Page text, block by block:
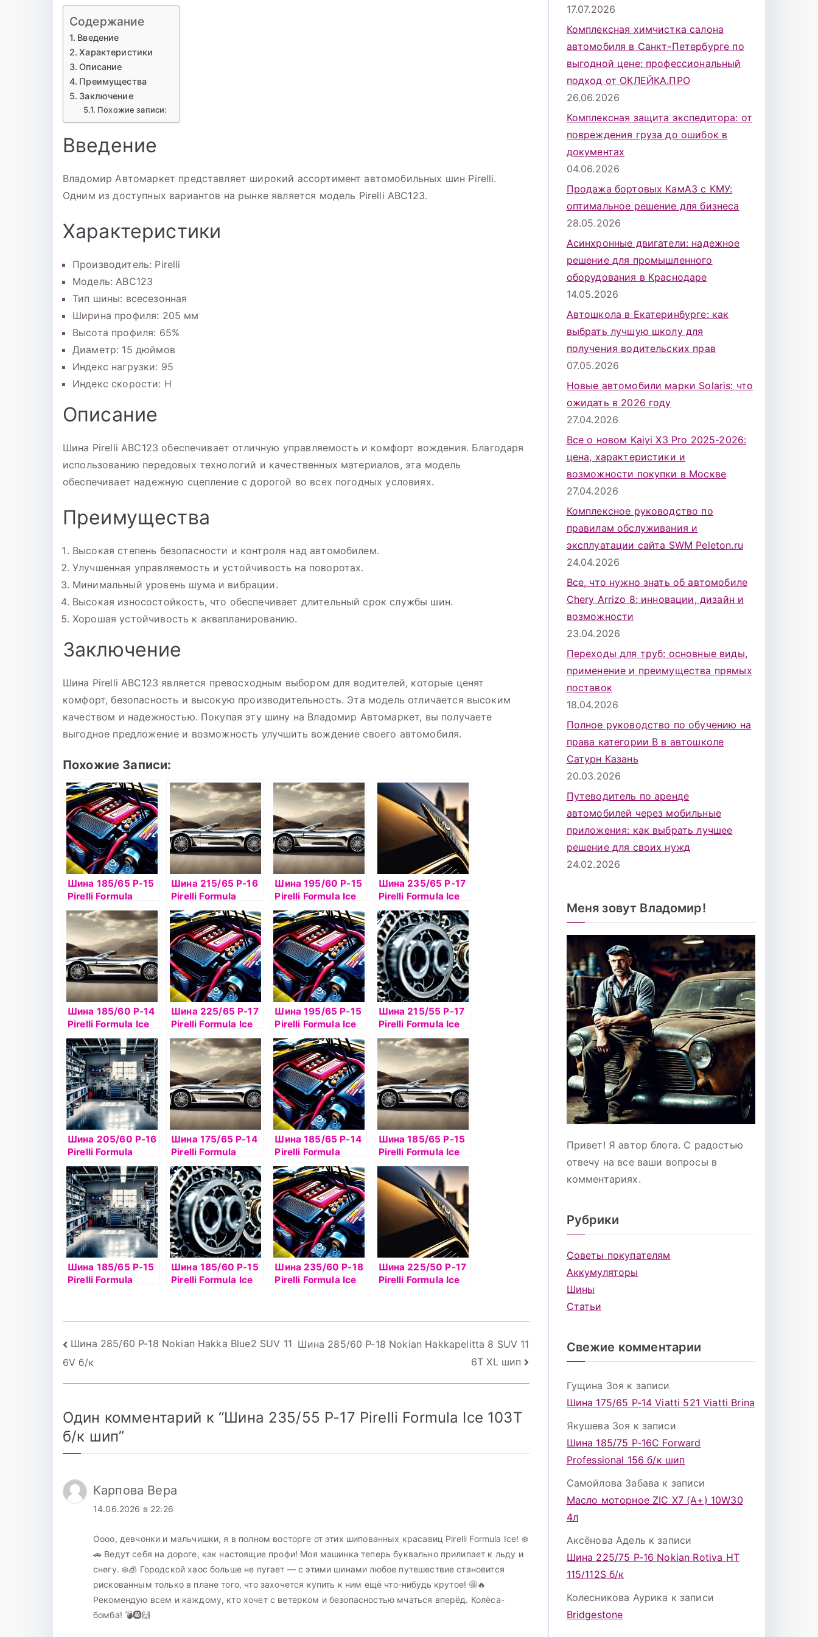
Содержание
Введение
Характеристики
Описание
Преимущества
Заключение
Похожие записи:
Введение
Владомир Автомаркет представляет широкий ассортимент автомобильных шин Pirelli.
Одним из доступных вариантов на рынке является модель Pirelli ABC123.
Характеристики
Производитель: Pirelli
Модель: ABC123
Тип шины: всесезонная
Ширина профиля: 205 мм
Высота профиля: 65%
Диаметр: 15 дюймов
Индекс нагрузки: 95
Индекс скорости: H
Описание
Шина Pirelli ABC123 обеспечивает отличную управляемость и комфорт вождения. Благодаря
использованию передовых технологий и качественных материалов, эта модель
обеспечивает надежную сцепление с дорогой во всех погодных условиях.
Преимущества
Высокая степень безопасности и контроля над автомобилем.
Улучшенная управляемость и устойчивость на поворотах.
Минимальный уровень шума и вибрации.
Высокая износостойкость, что обеспечивает длительный срок службы шин.
Хорошая устойчивость к аквапланированию.
Заключение
Шина Pirelli ABC123 является превосходным выбором для водителей, которые ценят
комфорт, безопасность и высокую производительность. Эта модель отличается высоким
качеством и надежностью. Покупая эту шину на Владомир Автомаркет, вы получаете
выгодное предложение и возможность улучшить вождение своего автомобиля.
Похожие Записи:
Шина 185/65 Р-15
Pirelli Formula
Energy 92T TL
Шина 215/65 Р-16
Pirelli Formula
Energy 98Н б/к
Шина 195/60 Р-15
Pirelli Formula Ice
88T б/к шип
Шина 235/65 Р-17
Pirelli Formula Ice
108T б/к шип
Шина 185/60 Р-14
Pirelli Formula Ice
82T б/к шип
Шина 225/65 Р-17
Pirelli Formula Ice
102T б/к шип
Шина 195/65 Р-15
Pirelli Formula Ice
91T б/к шип
Шина 215/55 Р-17
Pirelli Formula Ice
98T б/к шип
Шина 205/60 Р-16
Pirelli Formula
Energy 92V б/к
Шина 175/65 Р-14
Pirelli Formula
Energy 82T б/к
Шина 185/65 Р-14
Pirelli Formula
Energy 86T б/к
Шина 185/65 Р-15
Pirelli Formula Ice
88T б/к шип
Шина 185/65 Р-15
Pirelli Formula
Шина 185/60 Р-15
Pirelli Formula Ice
Шина 235/60 Р-18
Pirelli Formula Ice
Шина 225/50 Р-17
Pirelli Formula Ice
Навигация
по
Шина 285/60 Р-18 Nokian Hakka Blue2 SUV 11
6V б/к
Шина 285/60 Р-18 Nokian Hakkapelitta 8 SUV 11
6T XL шип
Один комментарий к “Шина 235/55 Р-17 Pirelli Formula Ice 103T
б/к шип”
Карпова Вера
14.06.2026 в 22:26
Оооо, девчонки и мальчишки, я в полном восторге от этих шипованных красавиц Pirelli Formula Ice! ❄️
🚗 Ведут себя на дороге, как настоящие профи! Моя машинка теперь буквально прилипает к льду и
снегу. ❄️🧊 Городской хаос больше не пугает — с этими шинами любое путешествие становится
рискованным только в плане того, что захочется купить к ним ещё что-нибудь крутое! 🤩🔥
Рекомендую всем и каждому, кто хочет с ветерком и безопасностью мчаться вперёд. Колёса-
бомба! 💣🛞🙌
17.07.2026
Комплексная химчистка салона
автомобиля в Санкт-Петербурге по
выгодной цене: профессиональный
подход от ОКЛЕЙКА.ПРО
26.06.2026
Комплексная защита экспедитора: от
повреждения груза до ошибок в
документах
04.06.2026
Продажа бортовых КамАЗ с КМУ:
оптимальное решение для бизнеса
28.05.2026
Асинхронные двигатели: надежное
решение для промышленного
оборудования в Краснодаре
14.05.2026
Автошкола в Екатеринбурге: как
выбрать лучшую школу для
получения водительских прав
07.05.2026
Новые автомобили марки Solaris: что
ожидать в 2026 году
27.04.2026
Все о новом Kaiyi X3 Pro 2025-2026:
цена, характеристики и
возможности покупки в Москве
27.04.2026
Комплексное руководство по
правилам обслуживания и
эксплуатации сайта SWM Peleton.ru
24.04.2026
Все, что нужно знать об автомобиле
Chery Arrizo 8: инновации, дизайн и
возможности
23.04.2026
Переходы для труб: основные виды,
применение и преимущества прямых
поставок
18.04.2026
Полное руководство по обучению на
права категории B в автошколе
Сатурн Казань
20.03.2026
Путеводитель по аренде
автомобилей через мобильные
приложения: как выбрать лучшее
решение для своих нужд
24.02.2026
Меня зовут Владомир!
Привет! Я автор блога. С радостью
отвечу на все ваши вопросы в
комментариях.
Рубрики
Советы покупателям
Аккумуляторы
Шины
Статьи
Свежие комментарии
Гущина Зоя к записи
Шина 175/65 Р-14 Viatti 521 Viatti Brina
Якушева Зоя к записи
Шина 185/75 Р-16С Forward
Professional 156 б/к шип
Самойлова Забава к записи
Масло моторное ZIC X7 (A+) 10W30
4л
Аксёнова Адель к записи
Шина 225/75 Р-16 Nokian Rotiva HT
115/112S б/к
Колесникова Аурика к записи
Bridgestone